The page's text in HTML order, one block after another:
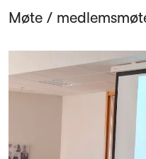
Møte /